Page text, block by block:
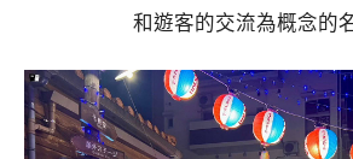
和遊客的交流為概念的